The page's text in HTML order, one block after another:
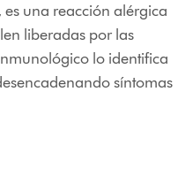
una reacción alérgica
liberadas por las
lo identifica
síntomas